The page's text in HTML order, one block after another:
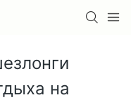
на